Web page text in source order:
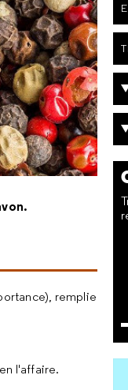
remplie
l'affaire.